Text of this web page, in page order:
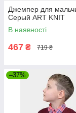
Джемпер для
Серый ART KNIT
В наявності
467 ₴ 719 ₴
–37%